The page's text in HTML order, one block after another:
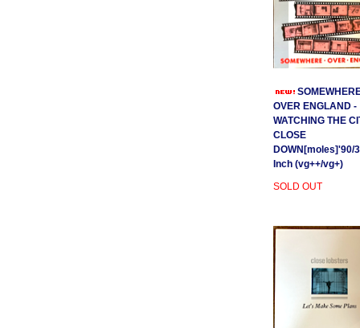
OVER ENGLAND -
WATCHING THE
CLOSE
DOWN[moles]'90/
Inch (vg++/vg+)
SOLD OUT